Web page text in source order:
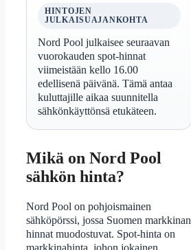
HINTOJEN
JULKAISUAJANKOHTA
Nord Pool julkaisee seuraavan
vuorokauden spot-hinnat
viimeistään kello 16.00
edellisenä päivänä. Tämä antaa
kuluttajille aikaa suunnitella
sähkönkäyttönsä etukäteen.
Mikä on Nord Pool
sähkön hinta?
Nord Pool on pohjoismainen
sähköpörssi, jossa Suomen markkinan
hinnat muodostuvat. Spot-hinta on
markkinahinta, johon jokainen